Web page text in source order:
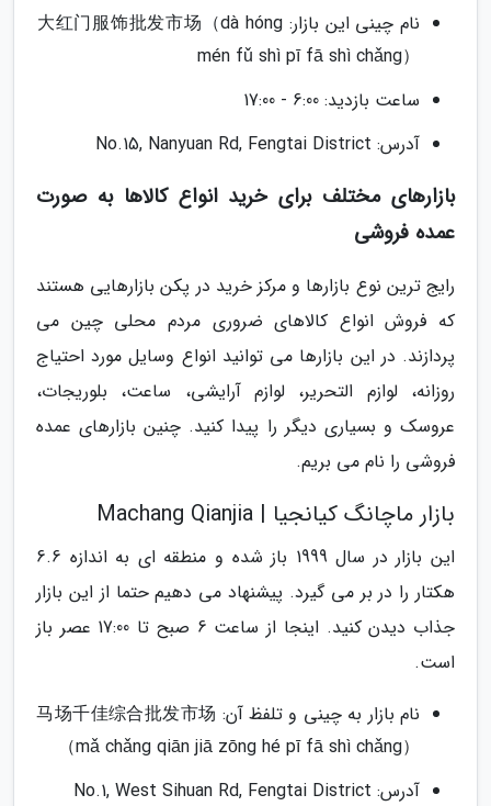
نام چینی این بازار: 大红门服饰批发市场（dà hóng
mén fǔ shì pī fā shì chǎng）
ساعت بازدید: 6:00 - 17:00
آدرس: No.15, Nanyuan Rd, Fengtai District
بازارهای مختلف برای خرید انواع کالاها به صورت
عمده فروشی
رایج ترین نوع بازارها و مرکز خرید در پکن بازارهایی هستند
که فروش انواع کالاهای ضروری مردم محلی چین می
پردازند. در این بازارها می توانید انواع وسایل مورد احتیاج
روزانه، لوازم التحریر، لوازم آرایشی، ساعت، بلوریجات،
عروسک و بسیاری دیگر را پیدا کنید. چنین بازارهای عمده
فروشی را نام می بریم.
بازار ماچانگ کیانجیا | Machang Qianjia
این بازار در سال 1999 باز شده و منطقه ای به اندازه 6.6
هکتار را در بر می گیرد. پیشنهاد می دهیم حتما از این بازار
جذاب دیدن کنید. اینجا از ساعت 6 صبح تا 17:00 عصر باز
است.
نام بازار به چینی و تلفظ آن: 马场千佳综合批发市场
（mǎ chǎng qiān jiā zōng hé pī fā shì chǎng）
آدرس: No.1, West Sihuan Rd, Fengtai District